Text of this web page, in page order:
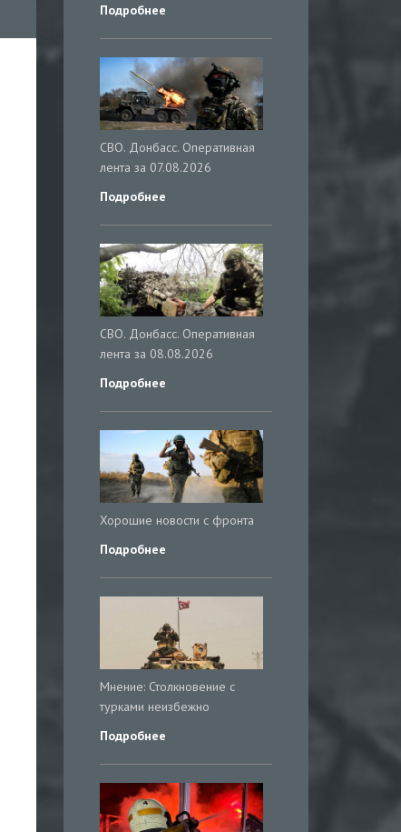
Подробнее
СВО. Донбасс. Оперативная
лента за 07.08.2026
Подробнее
СВО. Донбасс. Оперативная
лента за 08.08.2026
Подробнее
Хорошие новости с фронта
Подробнее
Мнение: Столкновение с
турками неизбежно
Подробнее